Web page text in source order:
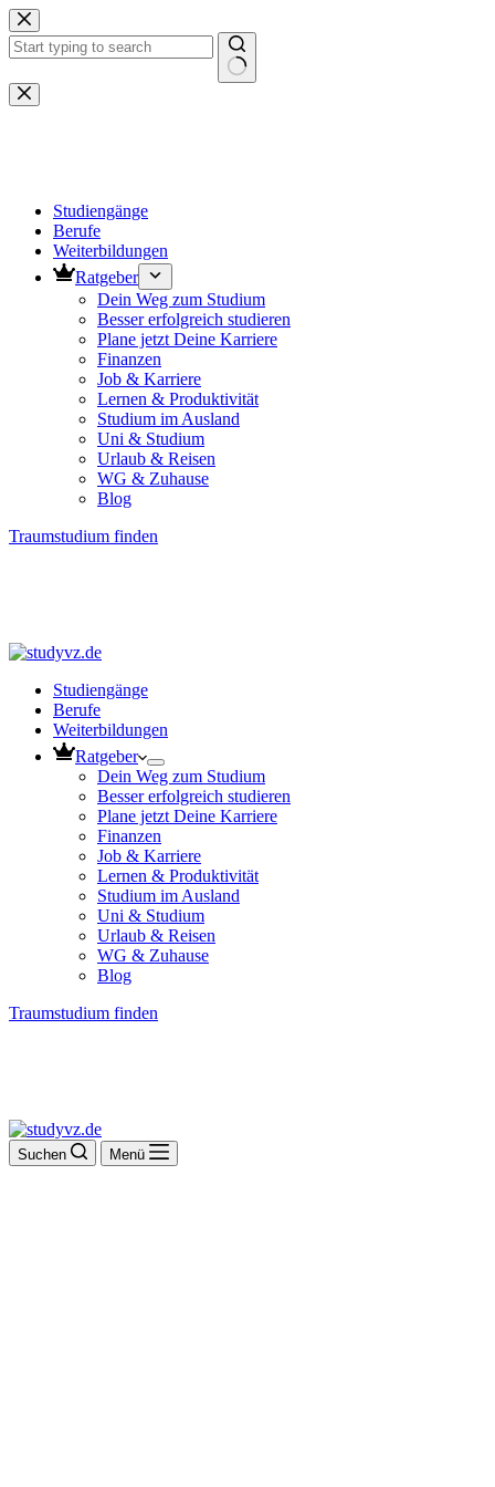
Zum
Inhalt
springen
Keine
Ergebnisse
Studiengänge
Berufe
Weiterbildungen
Ratgeber
Dein Weg zum Studium
Besser erfolgreich studieren
Plane jetzt Deine Karriere
Finanzen
Job & Karriere
Lernen & Produktivität
Studium im Ausland
Uni & Studium
Urlaub & Reisen
WG & Zuhause
Blog
Traumstudium finden
Studiengänge
Berufe
Weiterbildungen
Ratgeber
Dein Weg zum Studium
Besser erfolgreich studieren
Plane jetzt Deine Karriere
Finanzen
Job & Karriere
Lernen & Produktivität
Studium im Ausland
Uni & Studium
Urlaub & Reisen
WG & Zuhause
Blog
Traumstudium finden
Suchen Menü